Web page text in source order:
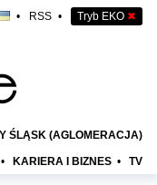
• RSS • Tryb EKO ✖
ŚLĄSK (AGLOMERACJA)
• KARIERA I BIZNES • TV